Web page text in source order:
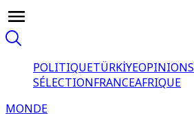
POLITIQUETÜRKİYEOPINIONS
SÉLECTIONFRANCEAFRIQUE
MONDE